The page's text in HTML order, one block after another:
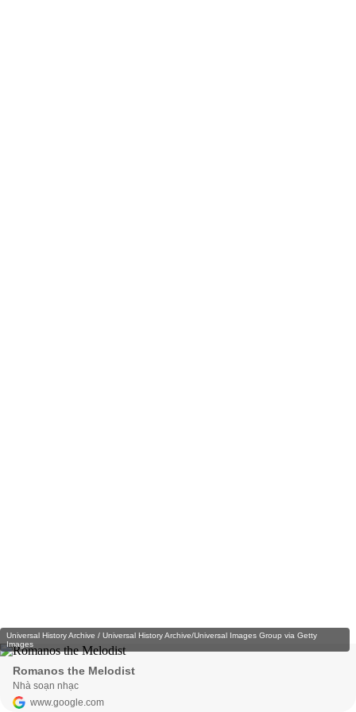
Universal History Archive / Universal History Archive/Universal Images Group via Getty
Images
Romanos the Melodist
Nhà soạn nhạc
www.google.com